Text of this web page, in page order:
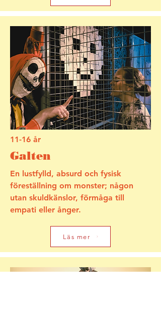
11-16 år
Galten
En lustfylld, absurd och fysisk
föreställning om monster; någon
utan skuldkänslor, förmåga till
empati eller ånger.
Läs mer